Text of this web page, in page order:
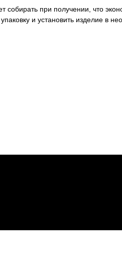
собирать при получении, что
и установить изделие в